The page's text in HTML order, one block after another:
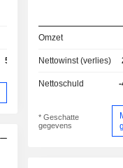
5,01%
Omzet
Nettowinst (verlies)
Nettoschuld
* Geschatte
gegevens